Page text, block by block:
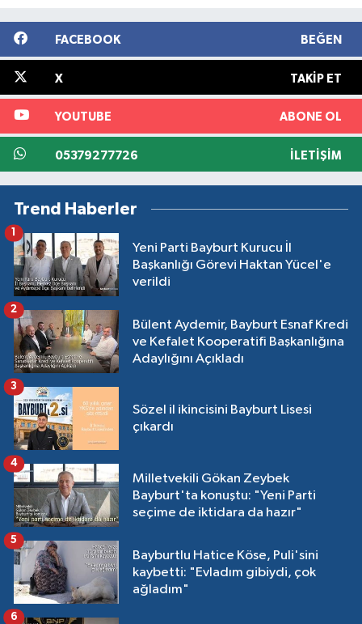
FACEBOOK BEĞEN
X TAKIP ET
YOUTUBE ABONE OL
05379277726 İLETIŞIM
Trend Haberler
Yeni Parti Bayburt Kurucu İl
Başkanlığı Görevi Haktan Yücel'e
verildi
Bülent Aydemir, Bayburt Esnaf Kredi
ve Kefalet Kooperatifi Başkanlığına
Adaylığını Açıkladı
2
Sözel il ikincisini Bayburt Lisesi
çıkardı
3
Milletvekili Gökan Zeybek
Bayburt'ta konuştu: "Yeni Parti
seçime de iktidara da hazır"
4
Bayburtlu Hatice Köse, Puli'sini
kaybetti: "Evladım gibiydi, çok
ağladım"
5
6